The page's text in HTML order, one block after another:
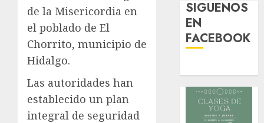
de la Misericordia en
el poblado de El
Chorrito, municipio de
Hidalgo.
Las autoridades han
establecido un plan
integral de seguridad
SIGUENOS
EN
FACEBOOK